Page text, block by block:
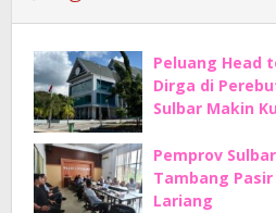
Peluang Head
Dirga di
Sulbar Makin
Pemprov
Tambang
Lariang